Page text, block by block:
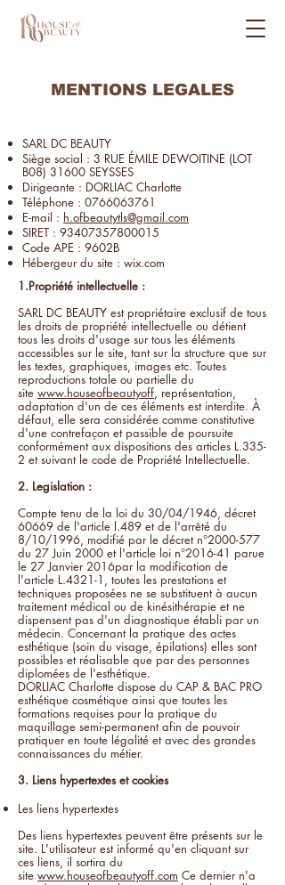
SARL DC BEAUTY
Siège social : 3 RUE ÉMILE DEWOITINE (LOT
B08) 31600 SEYSSES
Dirigeante : DORLIAC Charlotte
Téléphone : 0766063761
E-mail : h.ofbeautytls@gmail.com
SIRET : 93407357800015
Code APE : 9602B
Hébergeur du site : wix.com
MENTIONS LEGALES
1.Propriété intellectuelle :
SARL DC BEAUTY est propriétaire exclusif de tous
les droits de propriété intellectuelle ou détient
tous les droits d'usage sur tous les éléments
accessibles sur le site, tant sur la structure que sur
les textes, graphiques, images etc. Toutes
reproductions totale ou partielle du
site www.houseofbeautyoff, représentation,
adaptation d'un de ces éléments est interdite. À
défaut, elle sera considérée comme constitutive
d'une contrefaçon et passible de poursuite
conformément aux dispositions des articles L.335-
2 et suivant le code de Propriété Intellectuelle.
2. Legislation :
Compte tenu de la loi du 30/04/1946, décret
60669 de l'article l.489 et de l'arrêté du
8/10/1996, modifié par le décret n°2000-577
du 27 Juin 2000 et l'article loi n°2016-41 parue
le 27 Janvier 2016par la modification de
l'article L.4321-1, toutes les prestations et
techniques proposées ne se substituent à aucun
traitement médical ou de kinésithérapie et ne
dispensent pas d'un diagnostique établi par un
médecin. Concernant la pratique des actes
esthétique (soin du visage, épilations) elles sont
possibles et réalisable que par des personnes
diplomées de l'esthétique.
DORLIAC Charlotte dispose du CAP & BAC PRO
esthétique cosmétique ainsi que toutes les
formations requises pour la pratique du
maquillage semi-permanent afin de pouvoir
pratiquer en toute légalité et avec des grandes
connaissances du métier.
3. Liens hypertextes et cookies
Les liens hypertextes
Des liens hypertextes peuvent être présents sur le
site. L'utilisateur est informé qu'en cliquant sur
ces liens, il sortira du
site www.houseofbeautyoff.com Ce dernier n'a